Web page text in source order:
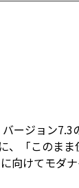
ージョン7.3
、「このまま
向けてモダ